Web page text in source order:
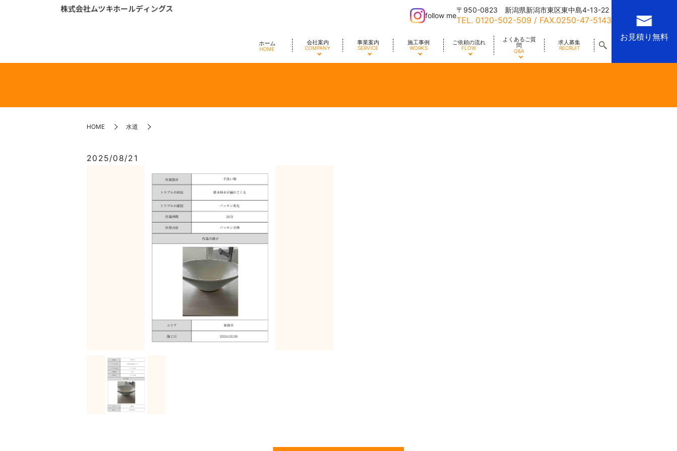
ホーム
HOME
会社案内
COMPANY
事業案内
SERVICE
施工事例
WORKS
ご依頼の流れ
FLOW
よくあるご質
問
Q&A
求人募集
RECRUIT
follow me
〒950-0823 新潟県新潟市東区東中島4-13-22
TEL. 0120-502-509 / FAX.0250-47-5143
お見積り無料
HOME 水道
2025/08/21